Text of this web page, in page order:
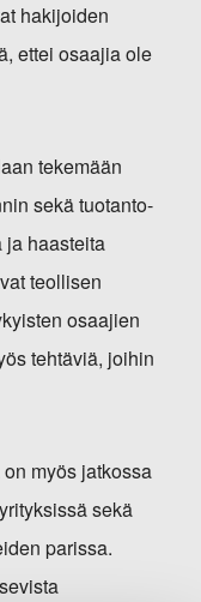
hakijoiden
ettei osaajia ole
tekemään
sekä tuotanto-
ja haasteita
teollisen
osaajien
tehtäviä, joihin
myös jatkossa
sekä
parissa.